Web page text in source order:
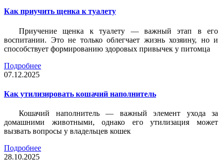
Как приучить щенка к туалету
Приучение щенка к туалету — важный этап в его
воспитании. Это не только облегчает жизнь хозяину, но и
способствует формированию здоровых привычек у питомца
Подробнее
07.12.2025
Как утилизировать кошачий наполнитель
Кошачий наполнитель — важный элемент ухода за
домашними животными, однако его утилизация может
вызвать вопросы у владельцев кошек
Подробнее
28.10.2025